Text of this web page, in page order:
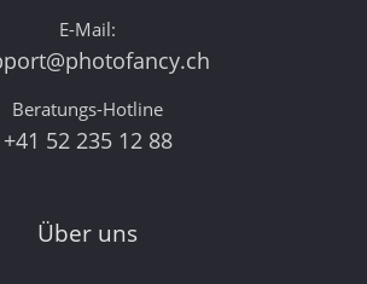
E-Mail:
Beratungs-Hotline
+41 52 235 12 88
Über uns